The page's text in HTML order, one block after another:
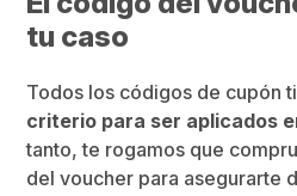
tu caso
Todos los códigos de cupón
criterio para ser aplicados
tanto, te rogamos que
del voucher para asegurarte